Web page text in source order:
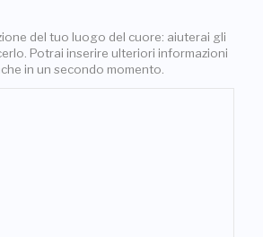
del tuo luogo del cuore: aiuterai gli
Potrai inserire ulteriori informazioni
in un secondo momento.